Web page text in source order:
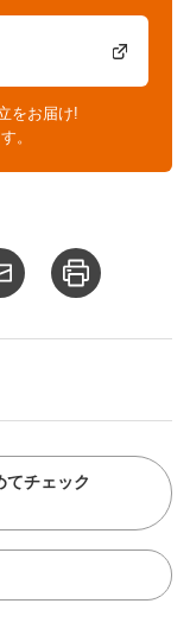
をお届け!
。
てチェック